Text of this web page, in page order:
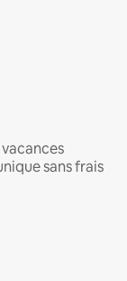
sans frais